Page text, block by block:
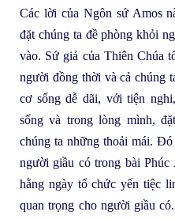
Các lời của Ngôn sứ Amos
đặt chúng ta đề phòng khỏi
vào. Sứ giả của Thiên Chúa
người đồng thời và cả chúng
cơ sống dễ dãi, với tiện
sống và trong lòng mình,
chúng ta những thoải mái.
người giầu có trong bài
hằng ngày tổ chức yến tiệc
quan trọng cho người giầu